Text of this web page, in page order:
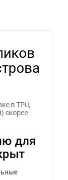
в ТРЦ
скорее
для